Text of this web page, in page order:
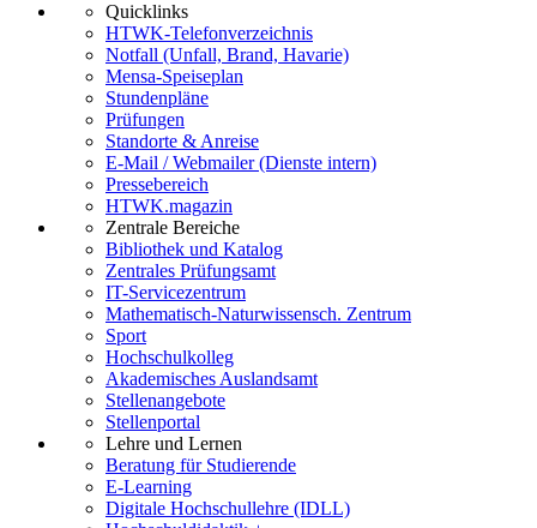
Quicklinks
HTWK-Telefonverzeichnis
Notfall (Unfall, Brand, Havarie)
Mensa-Speiseplan
Stundenpläne
Prüfungen
Standorte & Anreise
E-Mail / Webmailer (Dienste intern)
Pressebereich
HTWK.magazin
Zentrale Bereiche
Bibliothek und Katalog
Zentrales Prüfungsamt
IT-Servicezentrum
Mathematisch-Naturwissensch. Zentrum
Sport
Hochschulkolleg
Akademisches Auslandsamt
Stellenangebote
Stellenportal
Lehre und Lernen
Beratung für Studierende
E-Learning
Digitale Hochschullehre (IDLL)